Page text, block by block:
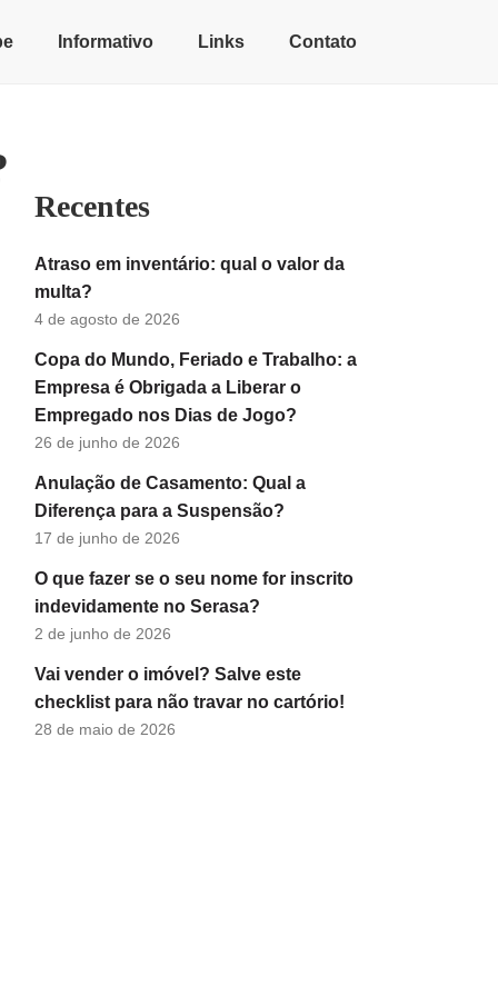
Informativo Links Contato
Recentes
Atraso em inventário: qual o valor da
multa?
4 de agosto de 2026
Copa do Mundo, Feriado e Trabalho: a
Empresa é Obrigada a Liberar o
Empregado nos Dias de Jogo?
26 de junho de 2026
Anulação de Casamento: Qual a
Diferença para a Suspensão?
17 de junho de 2026
O que fazer se o seu nome for inscrito
indevidamente no Serasa?
2 de junho de 2026
Vai vender o imóvel? Salve este
checklist para não travar no cartório!
28 de maio de 2026